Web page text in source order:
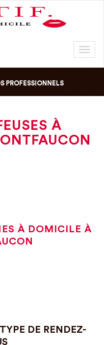
PROFESSIONNELS
À
À DOMICILE À
DE RENDEZ-